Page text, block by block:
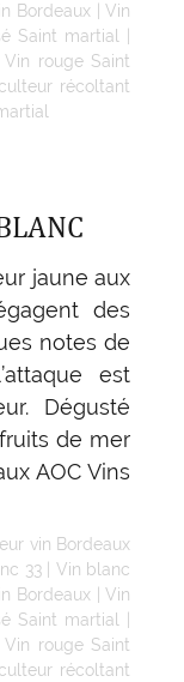
Bordeaux|Vin
Saint martial
Vin rouge Saint
récoltant
jaune aux
des
notes de
est
Dégusté
de mer
AOC Vins
vin Bordeaux
33| Vin blanc
Bordeaux|Vin
Saint martial
Vin rouge Saint
récoltant